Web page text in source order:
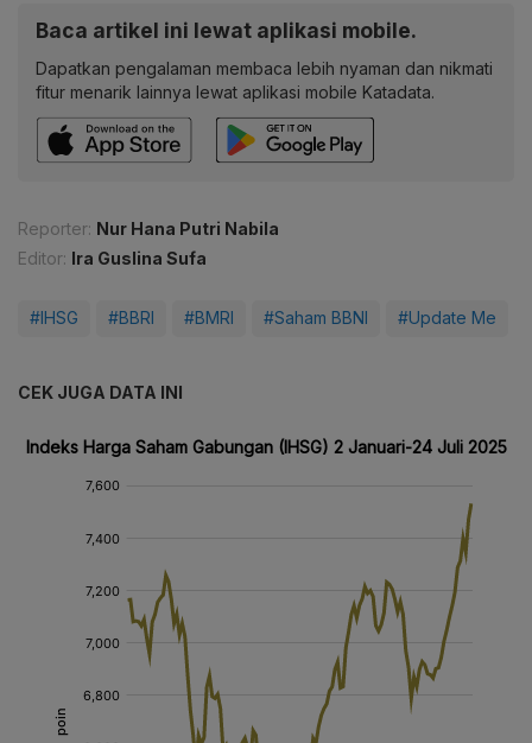
Baca artikel ini lewat aplikasi mobile.
Dapatkan pengalaman membaca lebih nyaman dan nikmati
fitur menarik lainnya lewat aplikasi mobile Katadata.
Reporter: Nur Hana Putri Nabila
Editor: Ira Guslina Sufa
#IHSG #BBRI #BMRI #Saham BBNI #Update Me
CEK JUGA DATA INI